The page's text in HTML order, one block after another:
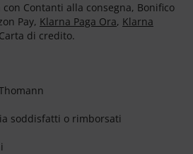
Contanti alla consegna, Bonifico
Pay, Klarna Paga Ora, Klarna
di credito.
soddisfatti o rimborsati